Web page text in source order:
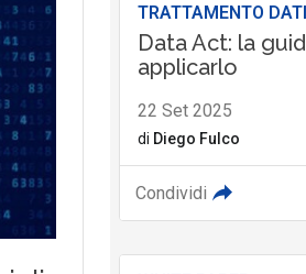
TRATTAMENTO DATI
Data Act: la
applicarlo
22 Set 2025
di Diego Fulco
Condividi